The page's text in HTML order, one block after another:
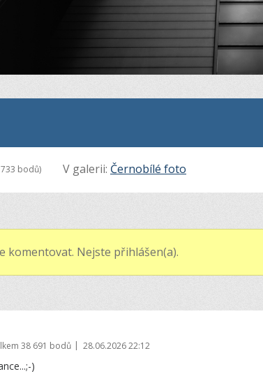
bodů) V galerii: Černobílé foto
komentovat. Nejste přihlášen(a).
38 691 bodů | 28.06.2026 22:12
)